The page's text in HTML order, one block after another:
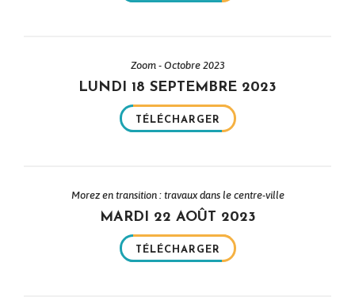
Zoom - Octobre 2023
LUNDI 18 SEPTEMBRE 2023
TÉLÉCHARGER
Morez en transition : travaux dans le centre-ville
MARDI 22 AOÛT 2023
TÉLÉCHARGER